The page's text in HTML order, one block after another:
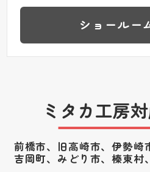
ショールー
ミタカ工房
前橋市、旧高崎市、伊勢崎
吉岡町、みどり市、榛東村